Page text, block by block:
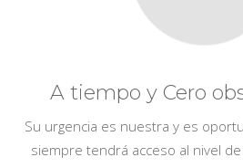
A tiempo y Cero
Su urgencia es nuestra y es
siempre tendrá acceso al nivel